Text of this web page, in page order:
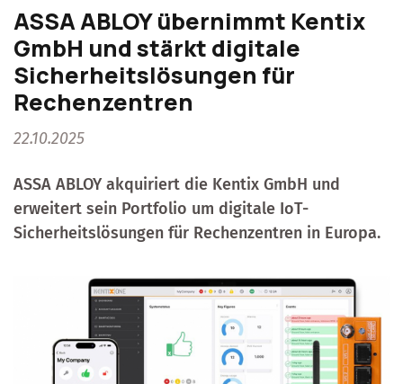
ASSA ABLOY übernimmt Kentix
GmbH und stärkt digitale
Sicherheitslösungen für
Rechenzentren
22.10.2025
ASSA ABLOY akquiriert die Kentix GmbH und
erweitert sein Portfolio um digitale IoT-
Sicherheitslösungen für Rechenzentren in Europa.